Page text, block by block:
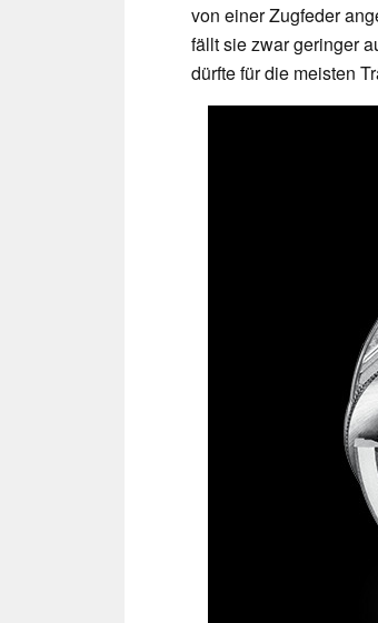
von einer Zugfeder
fällt sie zwar geringer
dürfte für die meisten